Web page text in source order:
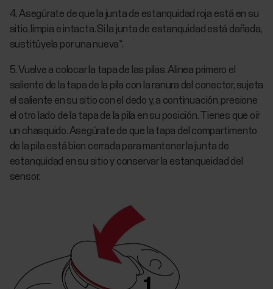
4. Asegúrate de que la junta de estanquidad roja está en su
sitio, limpia e intacta. Si la junta de estanquidad está dañada,
sustitúyela por una nueva*.
5. Vuelve a colocar la tapa de las pilas. Alinea primero el
saliente de la tapa de la pila con la ranura del conector, sujeta
el saliente en su sitio con el dedo y, a continuación, presione
el otro lado de la tapa de la pila en su posición. Tienes que oír
un chasquido. Asegúrate de que la tapa del compartimento
de la pila está bien cerrada para mantener la junta de
estanquidad en su sitio y conservar la estanqueidad del
sensor.